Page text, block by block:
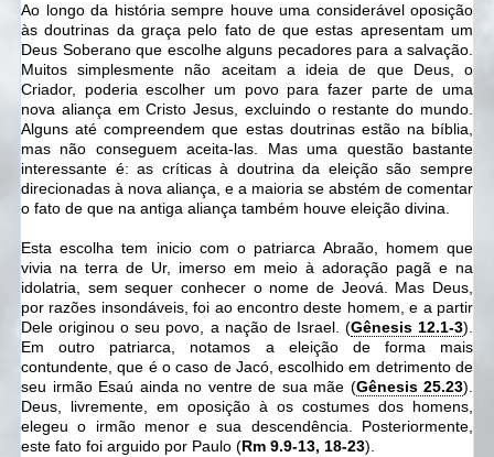
Ao longo da história sempre houve uma considerável oposição
às doutrinas da graça pelo fato de que estas apresentam um
Deus Soberano que escolhe alguns pecadores para a salvação.
Muitos simplesmente não aceitam a ideia de que Deus, o
Criador, poderia escolher um povo para fazer parte de uma
nova aliança em Cristo Jesus, excluindo o restante do mundo.
Alguns até compreendem que estas doutrinas estão na bíblia,
mas não conseguem aceita-las. Mas uma questão bastante
interessante é: as críticas à doutrina da eleição são sempre
direcionadas à nova aliança, e a maioria se abstém de comentar
o fato de que na antiga aliança também houve eleição divina.
Esta escolha tem inicio com o patriarca Abraão, homem que
vivia na terra de Ur, imerso em meio à adoração pagã e na
idolatria, sem sequer conhecer o nome de Jeová. Mas Deus,
por razões insondáveis, foi ao encontro deste homem, e a partir
Dele originou o seu povo, a nação de Israel. (Gênesis 12.1-3).
Em outro patriarca, notamos a eleição de forma mais
contundente, que é o caso de Jacó, escolhido em detrimento de
seu irmão Esaú ainda no ventre de sua mãe (Gênesis 25.23).
Deus, livremente, em oposição à os costumes dos homens,
elegeu o irmão menor e sua descendência. Posteriormente,
este fato foi arguido por Paulo (Rm 9.9-13, 18-23).